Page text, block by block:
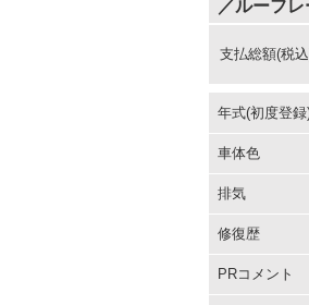
／ルーフ
支払総額(税
年式(初度登録
車体色
排気
修復歴
PRコメント